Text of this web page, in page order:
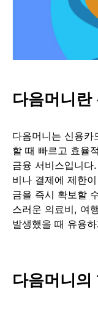
다음머니란
다음머니는 신용
할 때 빠르고 효율
금융 서비스입니
비나 결제에 제한
금을 즉시 확보할
스러운 의료비, 여
발생했을 때 유용
다음머니의